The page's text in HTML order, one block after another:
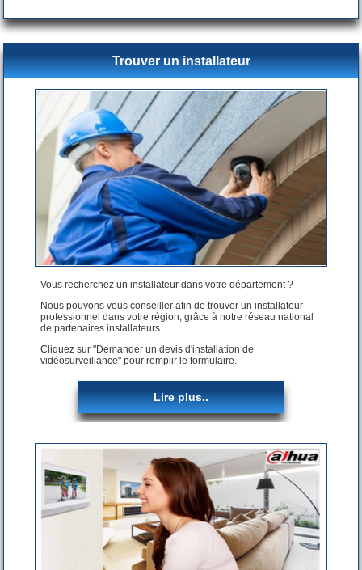
Trouver un installateur
Vous recherchez un installateur dans votre département ?
Nous pouvons vous conseiller afin de trouver un installateur
professionnel dans votre région, grâce à notre réseau national
de partenaires installateurs.
Cliquez sur "Demander un devis d'installation de
vidéosurveillance" pour remplir le formulaire.
Lire plus..